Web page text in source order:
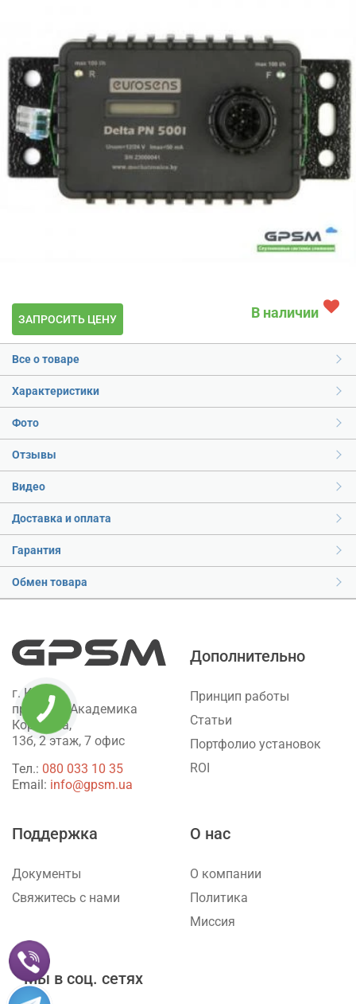
ЗАПРОСИТЬ ЦЕНУ В наличии
Все о товаре
Характеристики
Фото
Отзывы
Видео
Доставка и оплата
Гарантия
Обмен товара
г. Киев,
проспект Академика
Королёва,
13б, 2 этаж, 7 офис
Тел.: ‎080 033 10 35
Email: info@gpsm.ua
Дополнительно
Принцип работы
Статьи
Портфолио установок
ROI
Поддержка
Документы
Свяжитесь с нами
О нас
О компании
Политика
Миссия
Мы в соц. сетях